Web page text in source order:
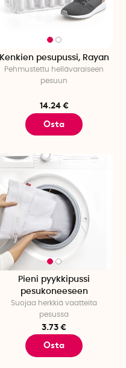
Kenkien pesupussi, Rayan
Pehmustettu hellävaraiseen
pesuun
14.24 €
Osta
Pieni pyykkipussi
pesukoneeseen
Suojaa herkkiä vaatteita
pesussa
3.73 €
Osta